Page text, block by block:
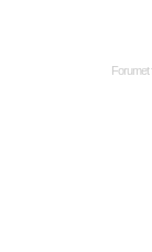
Forumet